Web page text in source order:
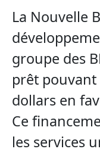
La Nouvelle
groupe des
prêt
dollars en
Ce
les services